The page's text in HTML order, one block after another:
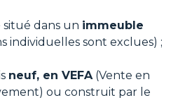
dans un immeuble
individuelles sont exclues) ;
neuf, en VEFA(Vente en
ou construit par le